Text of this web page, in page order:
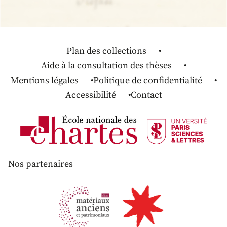
Plan des collections
Aide à la consultation des thèses
Mentions légales
Politique de confidentialité
Accessibilité
Contact
Nos partenaires